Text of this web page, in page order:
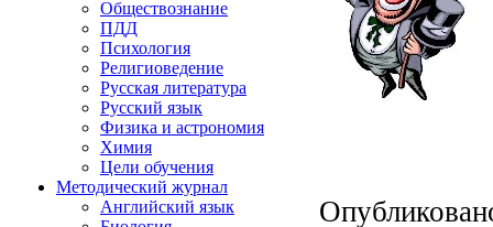
Обществознание
ПДД
Психология
Религиоведение
Русская литература
Русский язык
Физика и астрономия
Химия
Цели обучения
Методический журнал
Английский язык